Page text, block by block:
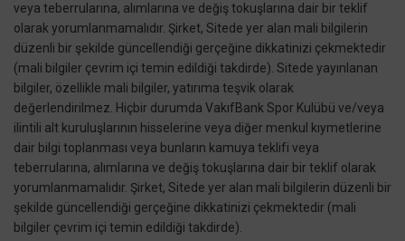
veya teberrularına, alımlarına ve değiş tokuşlarına dair bir teklif
olarak yorumlanmamalıdır. Şirket, Sitede yer alan mali bilgilerin
düzenli bir şekilde güncellendiği gerçeğine dikkatinizi çekmektedir
(mali bilgiler çevrim içi temin edildiği takdirde). Sitede yayınlanan
bilgiler, özellikle mali bilgiler, yatırıma teşvik olarak
değerlendirilmez. Hiçbir durumda VakıfBank Spor Kulübü ve/veya
ilintili alt kuruluşlarının hisselerine veya diğer menkul kıymetlerine
dair bilgi toplanması veya bunların kamuya teklifi veya
teberrularına, alımlarına ve değiş tokuşlarına dair bir teklif olarak
yorumlanmamalıdır. Şirket, Sitede yer alan mali bilgilerin düzenli bir
şekilde güncellendiği gerçeğine dikkatinizi çekmektedir (mali
bilgiler çevrim içi temin edildiği takdirde).